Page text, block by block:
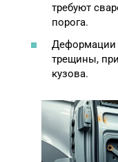
требуют
порога.
Деформации
трещины,
кузова.